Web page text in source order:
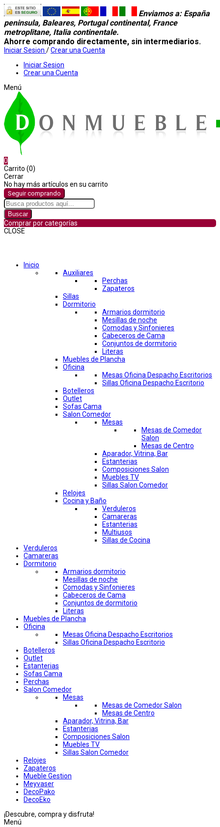
Enviamos a: España
peninsula, Baleares, Portugal continental, France
metroplitane, Italia continentale.
Ahorre comprando directamente, sin intermediarios.
Iniciar Sesion /Crear una Cuenta
Iniciar Sesion
Crear una Cuenta
Menú
0
Carrito (0)
Cerrar
No hay más artículos en su carrito
Seguir comprando
Buscar
Comprar por categorías
CLOSE
Inicio
Auxiliares
Perchas
Zapateros
Sillas
Dormitorio
Armarios dormitorio
Mesillas de noche
Comodas y Sinfonieres
Cabeceros de Cama
Conjuntos de dormitorio
Literas
Muebles de Plancha
Oficina
Mesas Oficina Despacho Escritorios
Sillas Oficina Despacho Escritorio
Botelleros
Outlet
Sofas Cama
Salon Comedor
Mesas
Mesas de Comedor
Salon
Mesas de Centro
Aparador, Vitrina, Bar
Estanterias
Composiciones Salon
Muebles TV
Sillas Salon Comedor
Relojes
Cocina y Baño
Verduleros
Camareras
Estanterias
Multiusos
Sillas de Cocina
Verduleros
Camareras
Dormitorio
Armarios dormitorio
Mesillas de noche
Comodas y Sinfonieres
Cabeceros de Cama
Conjuntos de dormitorio
Literas
Muebles de Plancha
Oficina
Mesas Oficina Despacho Escritorios
Sillas Oficina Despacho Escritorio
Botelleros
Outlet
Estanterias
Sofas Cama
Perchas
Salon Comedor
Mesas
Mesas de Comedor Salon
Mesas de Centro
Aparador, Vitrina, Bar
Estanterias
Composiciones Salon
Muebles TV
Sillas Salon Comedor
Relojes
Zapateros
Mueble Gestion
Meyvaser
DecoPako
DecoEko
¡Descubre, compra y disfruta!
Menú